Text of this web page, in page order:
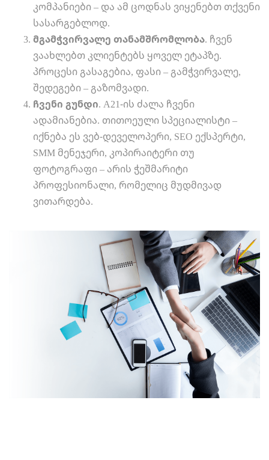
კომპანიები – და ამ ცოდნას ვიყენებთ თქვენი
სასარგებლოდ.
მგამჭვირვალე თანამშრომლობა. ჩვენ
ვაახლებთ კლიენტებს ყოველ ეტაპზე.
პროცესი გასაგებია, ფასი – გამჭვირვალე,
შედეგები – გაზომვადი.
ჩვენი გუნდი. A21-ის ძალა ჩვენი
ადამიანებია. თითოეული სპეციალისტი –
იქნება ეს ვებ-დეველოპერი, SEO ექსპერტი,
SMM მენეჯერი, კოპირაიტერი თუ
ფოტოგრაფი – არის ჭეშმარიტი
პროფესიონალი, რომელიც მუდმივად
ვითარდება.